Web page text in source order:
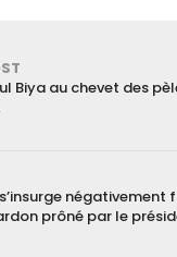
Biya au chevet des
négativement
prôné par le